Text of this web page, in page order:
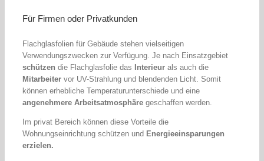
Für Firmen oder Privatkunden
Flachglasfolien für Gebäude stehen vielseitigen
Verwendungszwecken zur Verfügung. Je nach Einsatzgebiet
schützen die Flachglasfolie das Interieur als auch die
Mitarbeiter vor UV-Strahlung und blendenden Licht. Somit
können erhebliche Temperaturunterschiede und eine
angenehmere Arbeitsatmosphäre geschaffen werden.
Im privat Bereich können diese Vorteile die
Wohnungseinrichtung schützen und Energieeinsparungen
erzielen.